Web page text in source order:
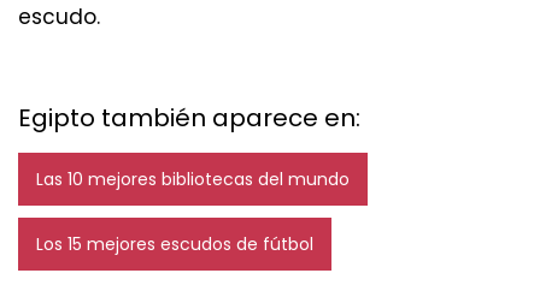
escudo.
Egipto también aparece en:
Las 10 mejores bibliotecas del mundo
Los 15 mejores escudos de fútbol